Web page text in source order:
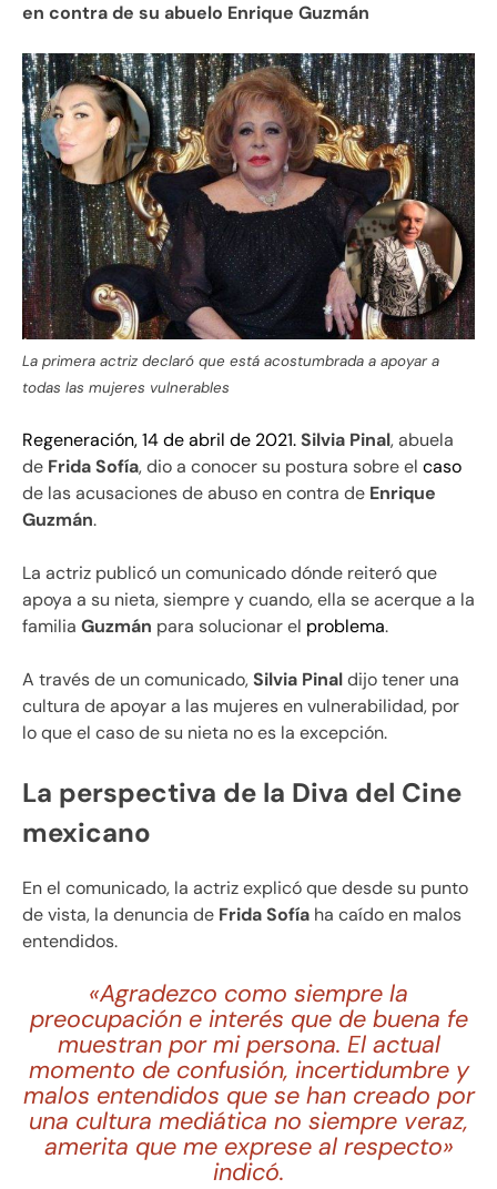
en contra de su abuelo Enrique Guzmán
La primera actriz declaró que está acostumbrada a apoyar a
todas las mujeres vulnerables
Regeneración, 14 de abril de 2021.Silvia Pinal,abuela
de Frida Sofía, dio a conocer su postura sobre el caso
de las acusaciones de abuso en contra de Enrique
Guzmán.
La actriz publicó un comunicado dónde reiteró que
apoya a su nieta, siempre y cuando, ella se acerque a la
familia Guzmán para solucionar el problema.
A través de un comunicado,Silvia Pinaldijo tener una
cultura de apoyar a las mujeres en vulnerabilidad, por
lo que el caso de su nieta no es la excepción.
La perspectiva de la Diva del Cine
mexicano
En el comunicado, la actriz explicó que desde su punto
de vista, la denuncia de FridaSofía ha caído en malos
entendidos.
«Agradezco como siempre la
preocupación e interés que de buena fe
muestran por mi persona. El actual
momento de confusión, incertidumbre y
malos entendidos que se han creado por
una cultura mediática no siempre veraz,
amerita que me exprese al respecto»
indicó.